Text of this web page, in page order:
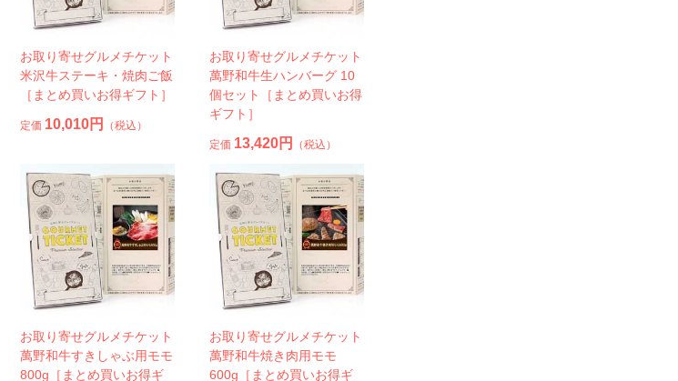
お取り寄せグルメチケット
米沢牛ステーキ・焼肉ご飯
［まとめ買いお得ギフト］
定価 10,010円 （税込）
お取り寄せグルメチケット
萬野和牛生ハンバーグ 10
個セット［まとめ買いお得
ギフト］
定価 13,420円 （税込）
お取り寄せグルメチケット
萬野和牛すきしゃぶ用モモ
800g［まとめ買いお得ギ
お取り寄せグルメチケット
萬野和牛焼き肉用モモ
600g［まとめ買いお得ギ